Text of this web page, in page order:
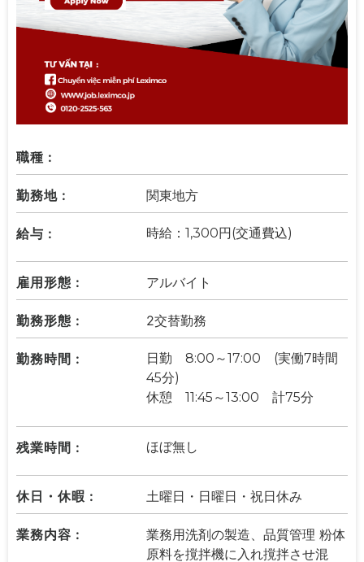
職種 :
勤務地 : 関東地方
給与 : 時給：1,300円(交通費込)
雇用形態 : アルバイト
勤務形態 : 2交替勤務
勤務時間 :
日勤 8:00～17:00 (実働7時間
45分)
休憩 11:45～13:00 計75分
残業時間 : ほぼ無し
休日・休暇 : 土曜日・日曜日・祝日休み
業務内容 :
業務用洗剤の製造、品質管理 粉体
原料を撹拌機に入れ撹拌させ混